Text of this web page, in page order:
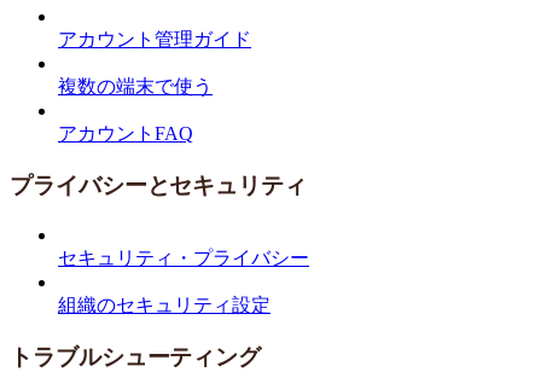
アカウント管理ガイド
複数の端末で使う
アカウントFAQ
プライバシーとセキュリティ
セキュリティ・プライバシー
組織のセキュリティ設定
トラブルシューティング